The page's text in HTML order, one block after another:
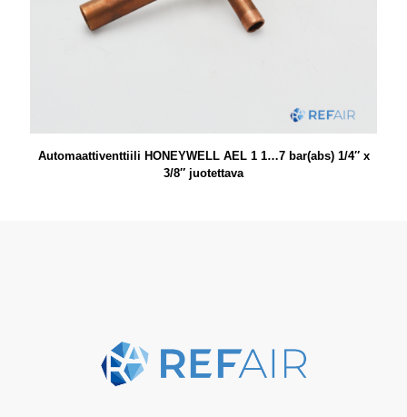
Automaattiventtiili HONEYWELL AEL 1 1…7 bar(abs) 1/4″ x
3/8″ juotettava